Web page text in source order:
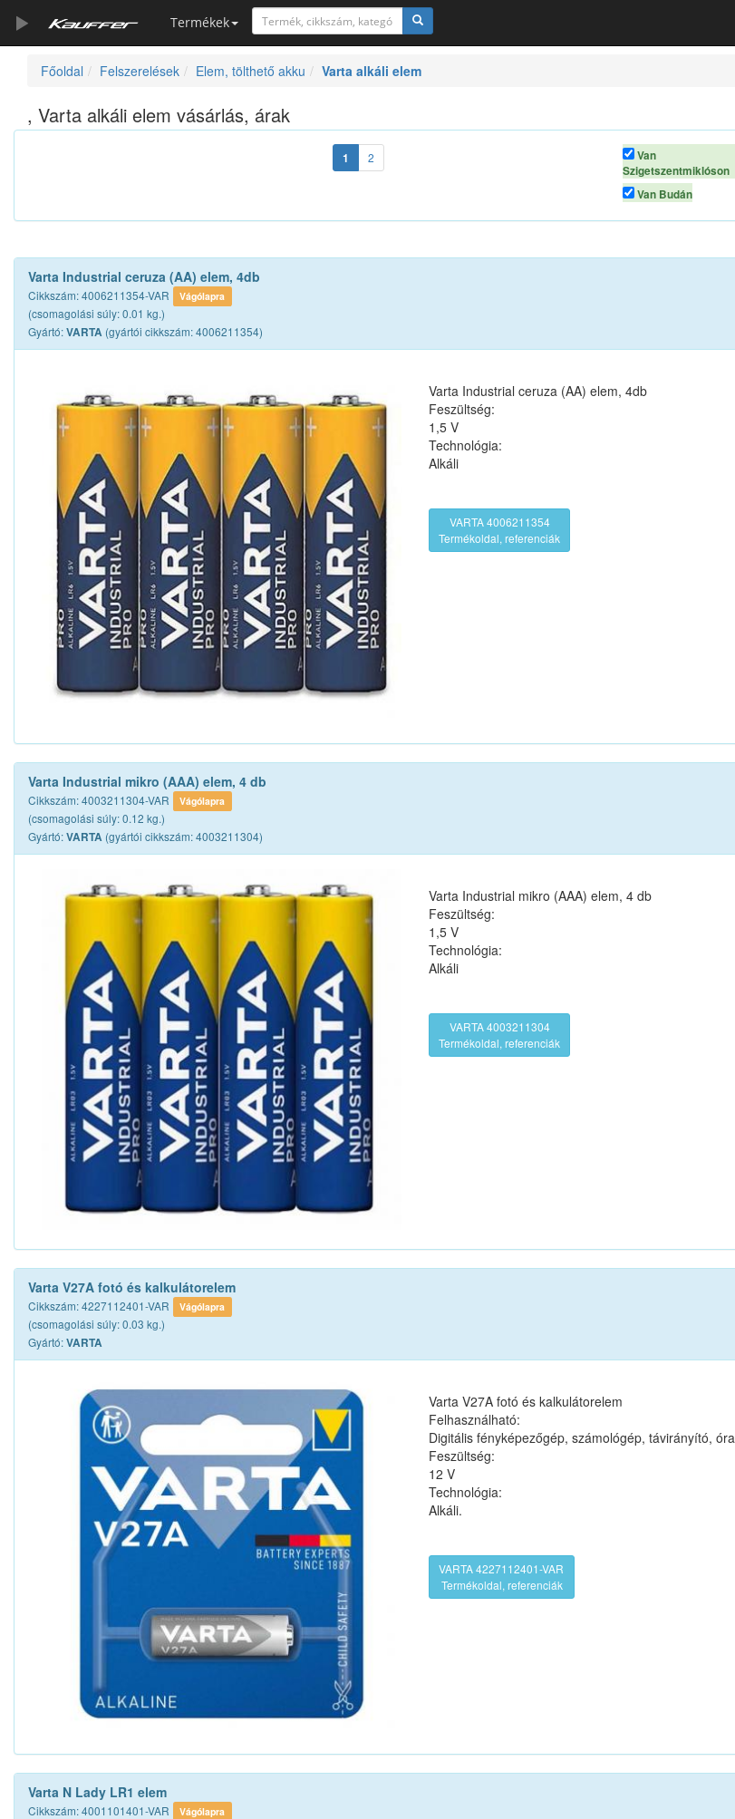
Termékek
Szerszámkatalógus
Kosár
Főoldal Felszerelések Elem, tölthető akku Varta alkáli elem
, Varta alkáli elem vásárlás, árak
1 2
Van
Szigetszentmiklóson
Van Budán
Varta Industrial ceruza (AA) elem, 4db
Cikkszám: 4006211354-VAR Vágólapra
(csomagolási súly: 0.01 kg.)
Gyártó:VARTA (gyártói cikkszám: 4006211354)
Varta Industrial ceruza (AA) elem, 4db
Feszültség:
1,5 V
Technológia:
Alkáli
VARTA 4006211354
Termékoldal, referenciák
Varta Industrial mikro (AAA) elem, 4 db
Cikkszám: 4003211304-VAR Vágólapra
(csomagolási súly: 0.12 kg.)
Gyártó:VARTA (gyártói cikkszám: 4003211304)
Varta Industrial mikro (AAA) elem, 4 db
Feszültség:
1,5 V
Technológia:
Alkáli
VARTA 4003211304
Termékoldal, referenciák
Varta V27A fotó és kalkulátorelem
Cikkszám: 4227112401-VAR Vágólapra
(csomagolási súly: 0.03 kg.)
Gyártó:VARTA
Varta V27A fotó és kalkulátorelem
Felhasználható:
Digitális fényképezőgép, számológép, távirányító, óra
Feszültség:
12 V
Technológia:
Alkáli.
VARTA 4227112401-VAR
Termékoldal, referenciák
Varta N Lady LR1 elem
Cikkszám: 4001101401-VAR Vágólapra